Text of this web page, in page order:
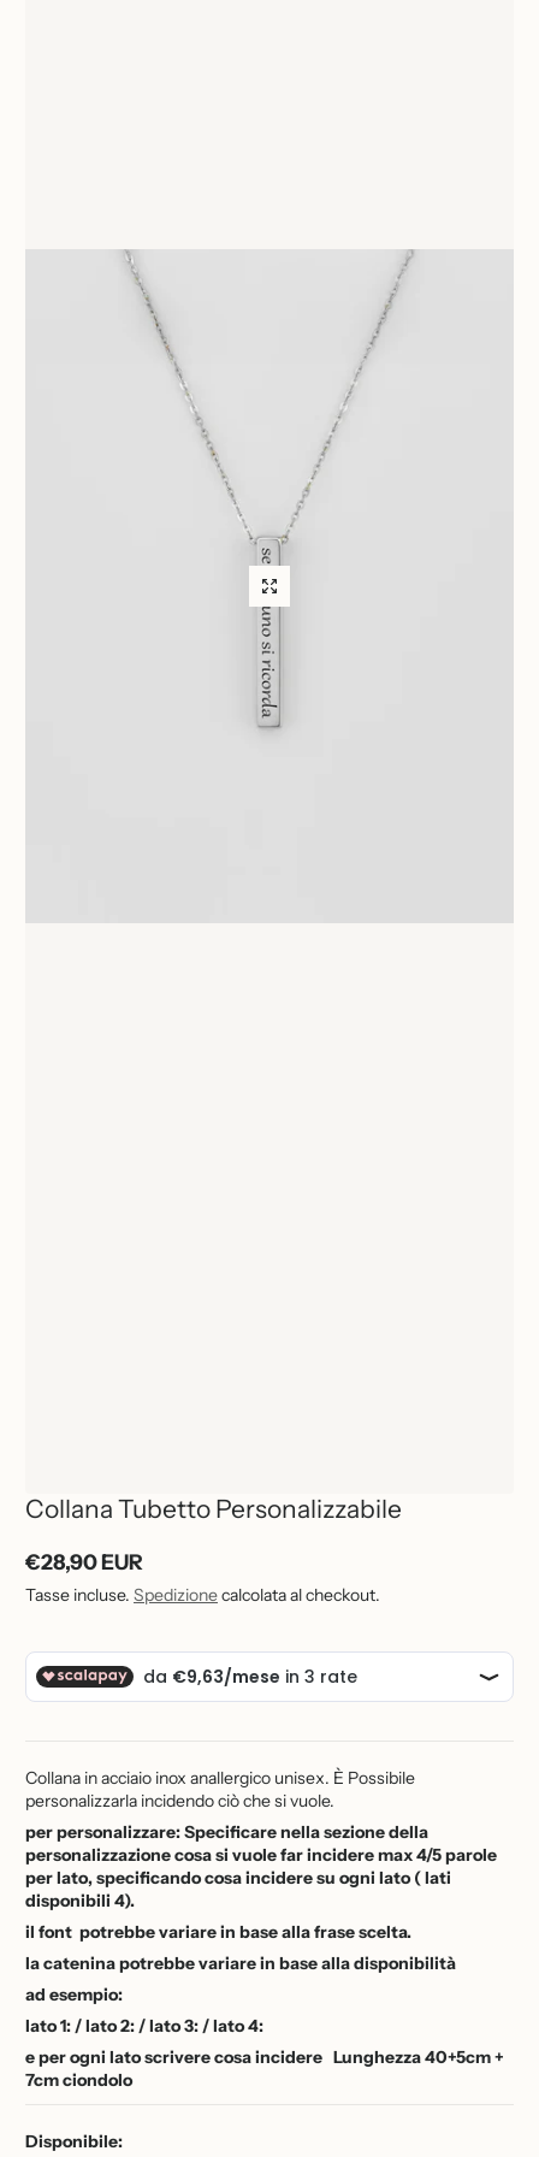
1/1
Collana Tubetto Personalizzabile
Prezzo
normale
€28,90 EUR
Tasse incluse. Spedizionecalcolata al checkout.
Collana in acciaio inox anallergico unisex. È Possibile
personalizzarla incidendo ciò che si vuole.
per personalizzare: Specificare nella sezione della
personalizzazione cosa si vuole far incidere max 4/5 parole
per lato, specificando cosa incidere su ogni lato ( lati
disponibili 4).
il font potrebbe variare in base alla frase scelta.
la catenina potrebbe variare in base alla disponibilità
ad esempio:
lato 1: / lato 2: / lato 3: / lato 4:
e per ogni lato scrivere cosa incidere Lunghezza 40+5cm +
7cm ciondolo
Disponibile: